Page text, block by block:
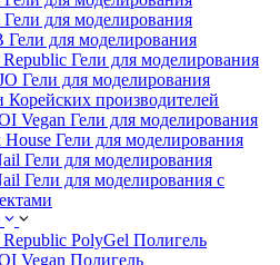
для моделирования
Гели для моделирования
Гели для моделирования
Гели для моделирования
Корейских производителей
Vegan Гели для моделирования
House Гели для моделирования
Гели для моделирования
Гели для моделирования с
PolyGel Полигель
Vegan Полигель